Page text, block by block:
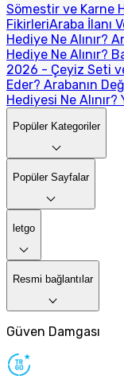
Sömestir ve Karne
FikirleriAraba İlanı
Hediye Ne Alınır?
Hediye Ne Alınır?
2026 - Çeyiz Seti
Eder? Arabanın
Hediyesi Ne
Popüler Kategoriler
Popüler Sayfalar
letgo
Resmi bağlantılar
Güven Damgası